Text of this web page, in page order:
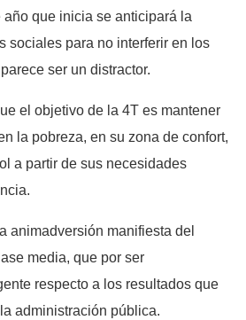
que inicia se anticipará la
sociales para no interferir en los
ser un distractor.
el objetivo de la 4T es mantener
la pobreza, en su zona de confort,
a partir de sus necesidades
animadversión manifiesta del
media, que por ser
respecto a los resultados que
administración pública.